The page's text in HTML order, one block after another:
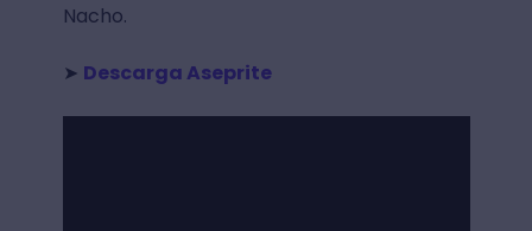
Nacho.
➤ Descarga Aseprite